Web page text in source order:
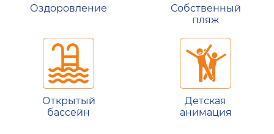
Оздоровление
Собственный
пляж
Открытый
бассейн
Детская
анимация